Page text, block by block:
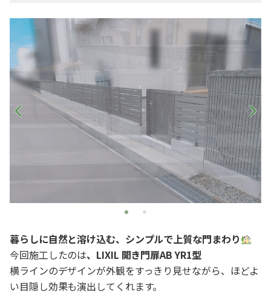
暮らしに自然と溶け込む、シンプルで上質な門まわり
今回施工したのは、LIXIL 開き門扉AB YR1型
横ラインのデザインが外観をすっきり見せながら、ほどよ
い目隠し効果も演出してくれます。